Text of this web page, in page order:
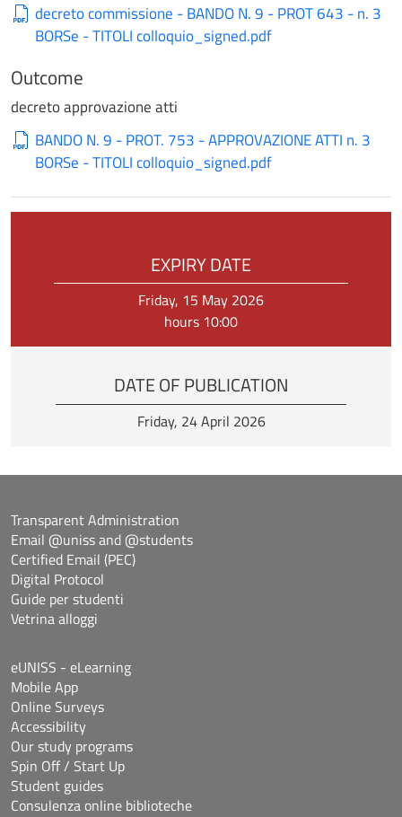
decreto commissione - BANDO N. 9 - PROT 643 - n. 3
BORSe - TITOLI colloquio_signed.pdf
Outcome
decreto approvazione atti
BANDO N. 9 - PROT. 753 - APPROVAZIONE ATTI n. 3
BORSe - TITOLI colloquio_signed.pdf
EXPIRY DATE
Friday, 15 May 2026
hours 10:00
DATE OF PUBLICATION
Friday, 24 April 2026
Transparent Administration
Email @uniss and @students
Certified Email (PEC)
Digital Protocol
Guide per studenti
Vetrina alloggi
eUNISS - eLearning
Mobile App
Online Surveys
Accessibility
Our study programs
Spin Off / Start Up
Student guides
Consulenza online biblioteche